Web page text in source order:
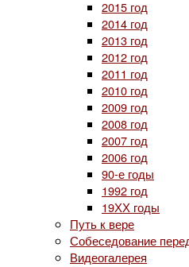
2015 год
2014 год
2013 год
2012 год
2011 год
2010 год
2009 год
2008 год
2007 год
2006 год
90-е годы
1992 год
19ХХ годы
Путь к вере
Собеседование
Видеогалерея